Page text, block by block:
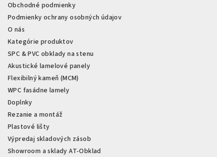
Obchodné podmienky
Podmienky ochrany osobných údajov
O nás
Kategórie produktov
SPC & PVC obklady na stenu
Akustické lamelové panely
Flexibilný kameň (MCM)
WPC fasádne lamely
Doplnky
Rezanie a montáž
Plastové lišty
Výpredaj skladových zásob
Showroom a sklady AT-Obklad